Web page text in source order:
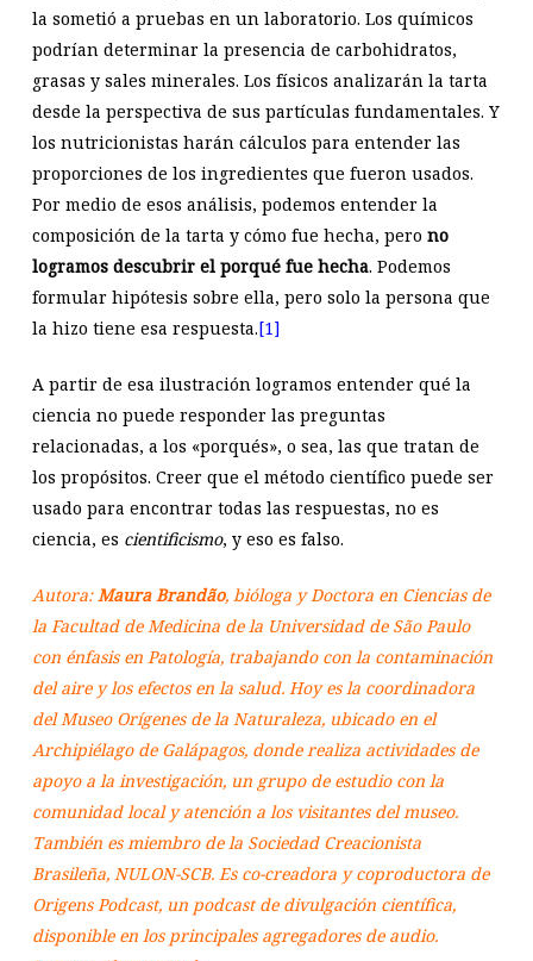
la sometió a pruebas en un laboratorio. Los químicos
podrían determinar la presencia de carbohidratos,
grasas y sales minerales. Los físicos analizarán la tarta
desde la perspectiva de sus partículas fundamentales. Y
los nutricionistas harán cálculos para entender las
proporciones de los ingredientes que fueron usados.
Por medio de esos análisis, podemos entender la
composición de la tarta y cómo fue hecha, pero no
logramos descubrir el porqué fue hecha. Podemos
formular hipótesis sobre ella, pero solo la persona que
la hizo tiene esa respuesta.[1]
A partir de esa ilustración logramos entender qué la
ciencia no puede responder las preguntas
relacionadas, a los «porqués», o sea, las que tratan de
los propósitos. Creer que el método científico puede ser
usado para encontrar todas las respuestas, no es
ciencia, es cientificismo, y eso es falso.
Autora:Maura Brandão, bióloga y Doctora en Ciencias de
la Facultad de Medicina de la Universidad de São Paulo
con énfasis en Patología, trabajando con la contaminación
del aire y los efectos en la salud. Hoy es la coordinadora
del Museo Orígenes de la Naturaleza, ubicado en el
Archipiélago de Galápagos, donde realiza actividades de
apoyo a la investigación, un grupo de estudio con la
comunidad local y atención a los visitantes del museo.
También es miembro de la Sociedad Creacionista
Brasileña, NULON-SCB. Es co-creadora y coproductora de
Origens Podcast, un podcast de divulgación científica,
disponible en los principales agregadores de audio.